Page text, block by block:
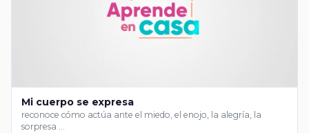
Mi cuerpo se expresa
reconoce cómo actúa ante el miedo, el enojo, la alegría, la
sorpresa …